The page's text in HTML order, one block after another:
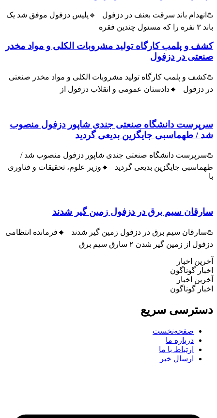
باند سرقت بعنف در دزفول 🔹پلیس دزفول موفق شد یک
فقره
و پلمب کارگاه تولید مشروبات الکلی و مواد مخدر
در دزفول
و پلمب کارگاه تولید مشروبات الکلی و مواد مخدر صنعتی
دزفول 🔹دادستان عمومی و انقلاب دزفول از
دانشگاه صنعتی جندی شاپور دزفول منصوب
/ طهماسبی جایگزین بدیعی گردید
دانشگاه صنعتی جندی شاپور دزفول منصوب شد /
جایگزین بدیعی گردید 🔸وزیر علوم، تحقیقات و فناوری
سیم برق در دزفول زمین گیر شدند
سیم برق در دزفول زمین گیر شدند 🔹فرمانده انتظامی
از زمین گیر شدن ۲ سارق سیم برق
اخبار
گوناگون
اخبار
گوناگون
سریع
صفحه‌نخست
درباره ما
ارتباط با ما
ارسال خبر